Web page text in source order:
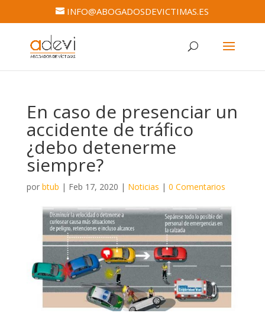
INFO@ABOGADOSDEVICTIMAS.ES
En caso de presenciar un
accidente de tráfico
¿debo detenerme
siempre?
por btub | Feb 17, 2020 | Noticias | 0 Comentarios